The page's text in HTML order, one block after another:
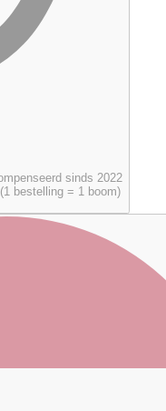
sinds 2022
bestelling = 1 boom)